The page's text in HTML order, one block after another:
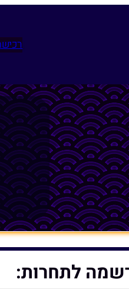
לתחרות: